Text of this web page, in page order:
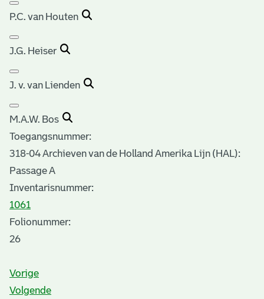
P.C. van Houten
J.G. Heiser
J. v. van Lienden
M.A.W. Bos
Toegangsnummer:
318-04 Archieven van de Holland Amerika Lijn (HAL):
Passage A
Inventarisnummer:
1061
Folionummer:
26
Vorige
Volgende